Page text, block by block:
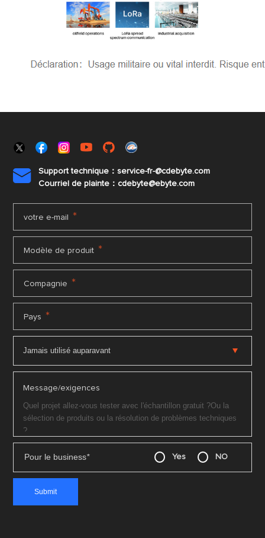

Support technique：service-fr-@cdebyte.com
Courriel de plainte：cdebyte@ebyte.com
votre e-mail *
Modèle de produit *
Compagnie *
Pays *
Message/exigences
Pour le business* Yes NO